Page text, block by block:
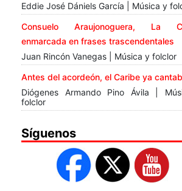
Eddie José Dániels García | Música y
Consuelo Araujonoguera, La
enmarcada en frases trascendentales
Juan Rincón Vanegas | Música y folclor
Antes del acordeón, el Caribe ya
Diógenes Armando Pino Ávila |
folclor
Síguenos